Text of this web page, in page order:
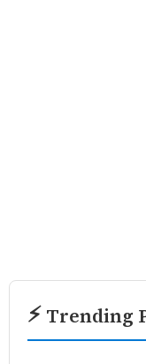
⚡ Trending